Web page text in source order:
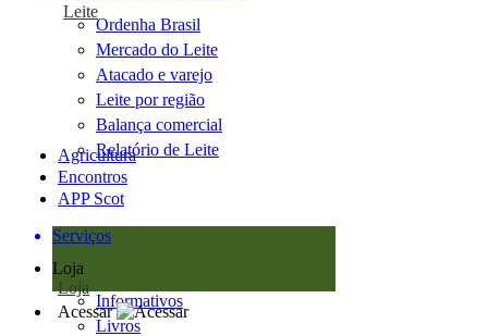
Leite
Ordenha Brasil
Mercado do Leite
Atacado e varejo
Leite por região
Balança comercial
Relatório de Leite
Agricultura
Encontros
APP Scot
Serviços
Loja
Loja
Informativos
Livros
Acessar